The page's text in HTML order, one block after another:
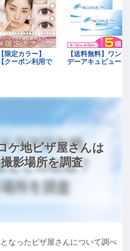
ケ地ピザ屋さんは
影場所を調査
なったピザ屋さんについて調べ